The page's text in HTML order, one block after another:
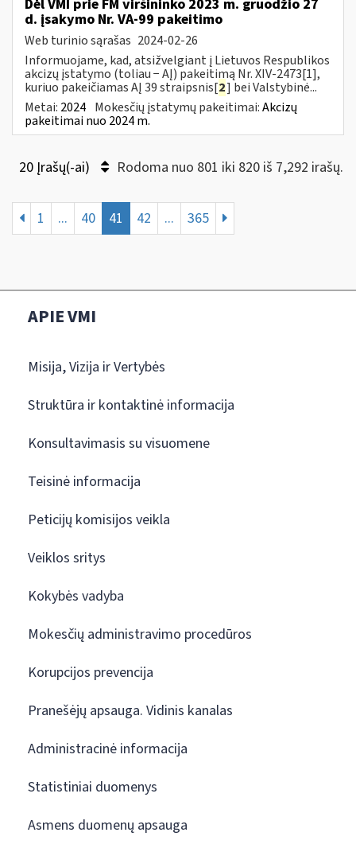
Dėl VMI prie FM viršininko 2023 m. gruodžio 27
d. įsakymo Nr. VA-99 pakeitimo
Web turinio sąrašas 2024-02-26
Informuojame, kad, atsižvelgiant į Lietuvos Respublikos
akcizų įstatymo (toliau − AĮ) pakeitimą Nr. XIV-2473[1],
kuriuo pakeičiamas AĮ 39 straipsnis[2] bei Valstybinė...
Metai: 2024 Mokesčių įstatymų pakeitimai:Akcizų
pakeitimai nuo 2024 m.
20 Įrašų(-ai) Rodoma nuo 801 iki 820 iš 7,292 irašų.
1 ... 40 41 42 ... 365
APIE VMI
Misija, Vizija ir Vertybės
Struktūra ir kontaktinė informacija
Konsultavimasis su visuomene
Teisinė informacija
Peticijų komisijos veikla
Veiklos sritys
Kokybės vadyba
Mokesčių administravimo procedūros
Korupcijos prevencija
Pranešėjų apsauga. Vidinis kanalas
Administracinė informacija
Statistiniai duomenys
Asmens duomenų apsauga